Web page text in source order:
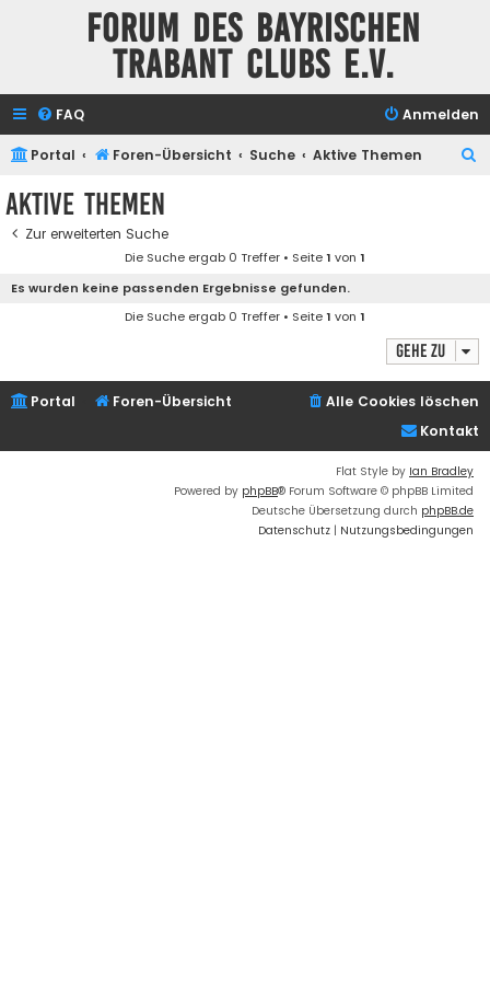
Forum des Bayrischen
Trabant Clubs e.V.
FAQ Anmelden
Portal Foren-Übersicht Suche Aktive Themen
Aktive Themen
Zur erweiterten Suche
Die Suche ergab 0 Treffer • Seite1 von 1
Es wurden keine passenden Ergebnisse gefunden.
Die Suche ergab 0 Treffer • Seite1 von 1
Gehe zu
Portal Foren-Übersicht
Alle Cookies löschen
Kontakt
Flat Style by Ian Bradley
Powered by phpBB® Forum Software © phpBB Limited
Deutsche Übersetzung durch phpBB.de
Datenschutz | Nutzungsbedingungen